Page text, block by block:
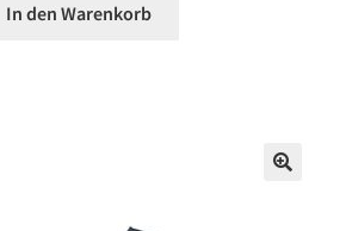
In den Warenkorb